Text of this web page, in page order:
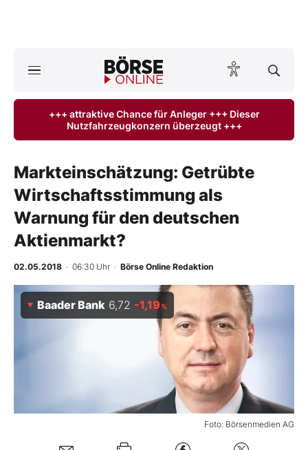
ktuelle Ausgabe BÖRSE ONLINE lesen
Anlageprodukte
Finanz-Check
Abo & Shop
BO-Musterdepots
Experten
+++ attraktive Chance für Anleger +++ Dieser
Nutzfahrzeugkonzern überzeugt +++
Markteinschätzung: Getrübte
Wirtschaftsstimmung als
Warnung für den deutschen
Aktienmarkt?
02.05.2018 · 06:30 Uhr · Börse Online Redaktion
Foto: Börsenmedien AG
Baader Bank 6,72 -1,19 %